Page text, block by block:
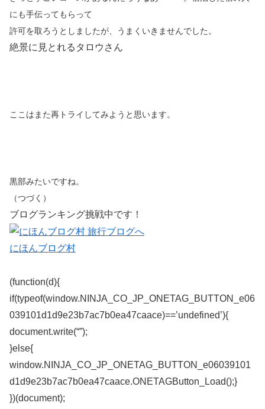
にも手伝ってもらって
許可を取ろうとしましたが、うまくいきませんでした。
絶景に見とれるタロウさん
ここはまた再トライしてみようと思います。
黒部みたいですね。
（つづく）
ブログランキング挑戦中です！
にほんブログ村
(function(d){
if(typeof(window.NINJA_CO_JP_ONETAG_BUTTON_e06
039101d1d9e23b7ac7b0ea47caace)==’undefined’){
document.write(“”);
}else{
window.NINJA_CO_JP_ONETAG_BUTTON_e06039101
d1d9e23b7ac7b0ea47caace.ONETAGButton_Load();}
})(document);